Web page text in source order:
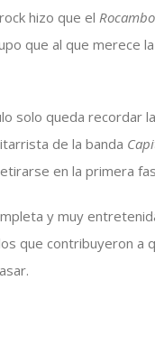
hizo que el
que al que merece
solo queda recordar
de la banda
en la primera
y muy
que contribuyeron a